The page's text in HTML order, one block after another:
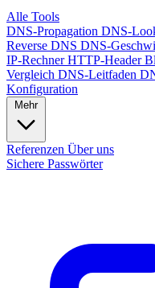
Alle Tools
DNS-Propagation DNS-
Reverse DNS DNS-
IP-RechnerHTTP-Header
Vergleich DNS-Leitfaden
Konfiguration
Mehr
Referenzen Über uns
Sichere Passwörter